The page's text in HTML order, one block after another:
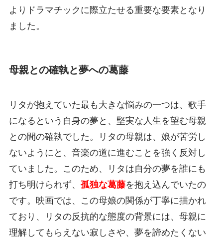
よりドラマチックに際立たせる重要な要素となり
ました。
母親との確執と夢への葛藤
リタが抱えていた最も大きな悩みの一つは、歌手
になるという自身の夢と、堅実な人生を望む母親
との間の確執でした。リタの母親は、娘が苦労し
ないようにと、音楽の道に進むことを強く反対し
ていました。このため、リタは自分の夢を誰にも
打ち明けられず、 孤独な葛藤を抱え込んでいたの
です。映画では、この母娘の関係が丁寧に描かれ
ており、リタの反抗的な態度の背景には、母親に
理解してもらえない寂しさや、夢を諦めたくない